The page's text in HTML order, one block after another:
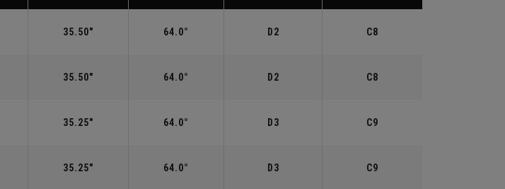
35.50" 64.0° D2 C8
35.50" 64.0° D2 C8
35.25" 64.0° D3 C9
35.25" 64.0° D3 C9